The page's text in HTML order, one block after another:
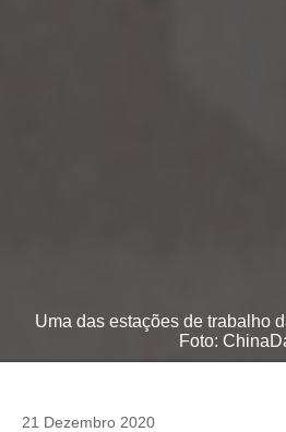
Uma das estações de trabalho
Foto:
21 Dezembro 2020